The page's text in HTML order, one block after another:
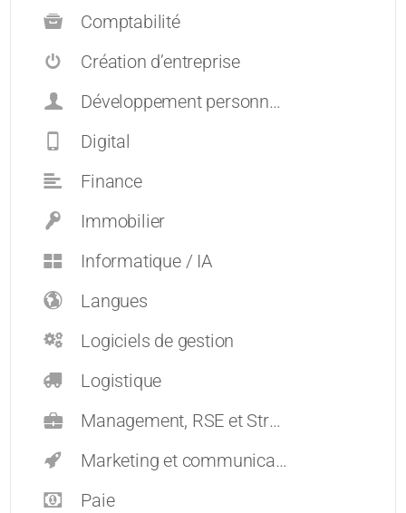
Comptabilité
Création d’entreprise
Développement personnel et carrières
Digital
Finance
Immobilier
Informatique / IA
Langues
Logiciels de gestion
Logistique
Management, RSE et Stratégie
Marketing et communication
Paie